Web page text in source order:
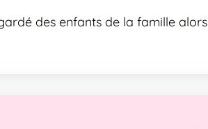
des enfants de la famille